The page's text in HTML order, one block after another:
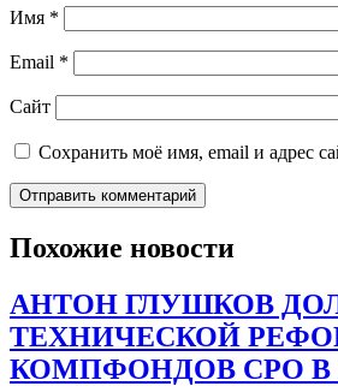
Имя *
Email *
Сайт
Сохранить моё имя, email и адрес
Похожие новости
АНТОН ГЛУШКОВ
ТЕХНИЧЕСКОЙ
КОМПФОНДОВ СРО В